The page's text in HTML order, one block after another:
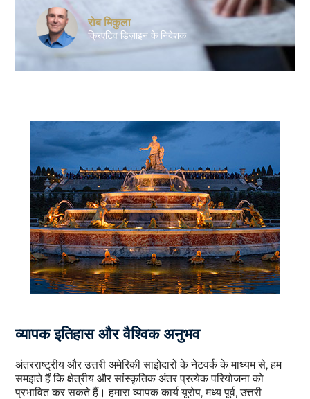
रोब मिकुला
क्रिएटिव डिज़ाइन के निदेशक
व्यापक इतिहास और वैश्विक अनुभव
अंतरराष्ट्रीय और उत्तरी अमेरिकी साझेदारों के नेटवर्क के माध्यम से, हम
समझते हैं कि क्षेत्रीय और सांस्कृतिक अंतर प्रत्येक परियोजना को
प्रभावित कर सकते हैं। हमारा व्यापक कार्य यूरोप, मध्य पूर्व, उत्तरी